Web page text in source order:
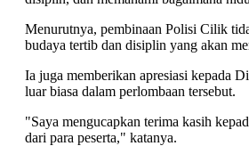
Menurutnya, pembinaan Polisi Cilik
budaya tertib dan disiplin yang akan
Ia juga memberikan apresiasi kepada
luar biasa dalam perlombaan tersebut.
"Saya mengucapkan terima kasih
dari para peserta," katanya.